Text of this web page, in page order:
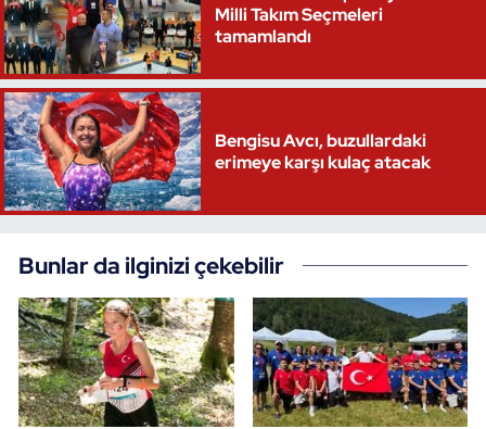
Milli Takım Seçmeleri
tamamlandı
Bengisu Avcı, buzullardaki
erimeye karşı kulaç atacak
Bunlar da ilginizi çekebilir
Triatlon
Voleybol
Vücut Geliştirme Fitness
Wushu Kungfu
Yelken
Yüzme